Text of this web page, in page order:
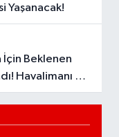
Yaşanacak!
Havalimanı ve